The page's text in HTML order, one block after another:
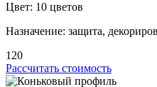
Цвет: 10 цветов
Назначение: защита,
120
Рассчитать стоимость